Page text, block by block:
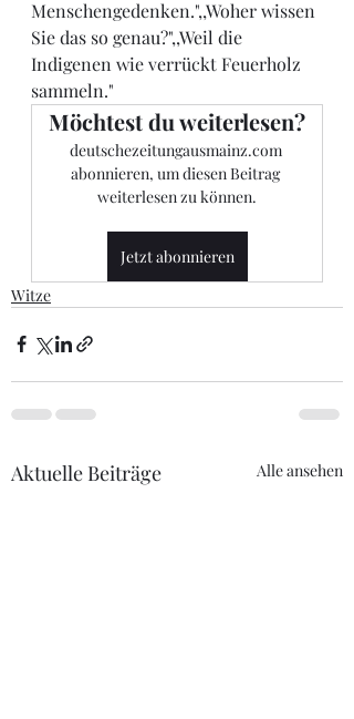
Menschengedenken.",,Woher wissen
Sie das so genau?",,Weil die
Indigenen wie verrückt Feuerholz
sammeln."
Möchtest du weiterlesen?
deutschezeitungausmainz.com
abonnieren, um diesen Beitrag
weiterlesen zu können.
Jetzt abonnieren
Witze
Aktuelle Beiträge Alle ansehen